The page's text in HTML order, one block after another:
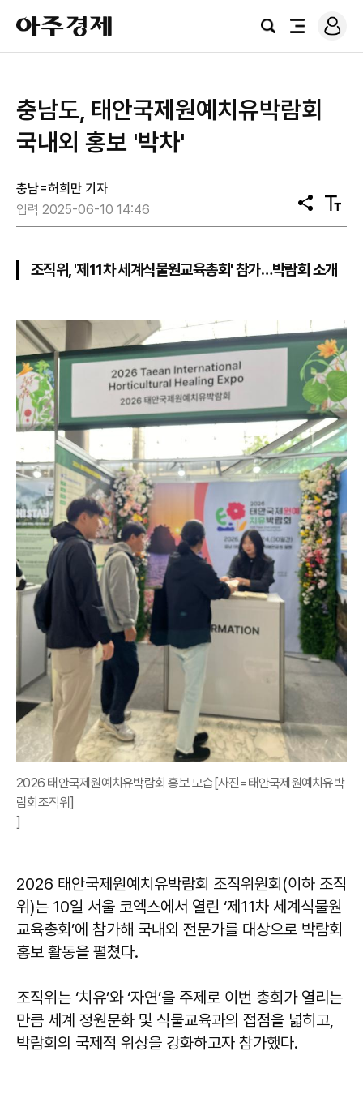
아
주
경
검
전
로
그
충남도, 태안국제원예치유박람회
국내외 홍보 '박차'
충남=허희만 기자
입력 2025-06-10 14:46
공
유
텍
스
기
조직위, '제11차 세계식물원교육총회' 참가…박람회 소개
2026 태안국제원예치유박람회 홍보 모습[사진=태안국제원예치유박
람회조직위]
]
2026 태안국제원예치유박람회 조직위원회(이하 조직
위)는 10일 서울 코엑스에서 열린 ‘제11차 세계식물원
교육총회’에 참가해 국내외 전문가를 대상으로 박람회
홍보 활동을 펼쳤다.
조직위는 ‘치유’와 ‘자연’을 주제로 이번 총회가 열리는
만큼 세계 정원문화 및 식물교육과의 접점을 넓히고,
박람회의 국제적 위상을 강화하고자 참가했다.